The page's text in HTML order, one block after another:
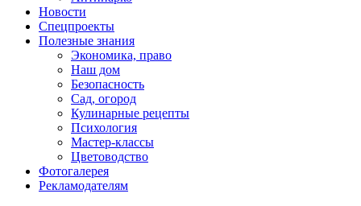
Новости
Спецпроекты
Полезные знания
Экономика, право
Наш дом
Безопасность
Сад, огород
Кулинарные рецепты
Психология
Мастер-классы
Цветоводство
Фотогалерея
Рекламодателям